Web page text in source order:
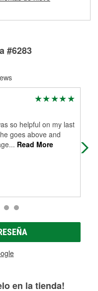
tu reparación.
#6283
so helpful on my last
goes above and
... Read More
en la tienda!